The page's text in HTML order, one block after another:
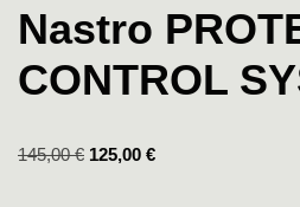
Nastro
CONTROL
145,00€ 125,00 €